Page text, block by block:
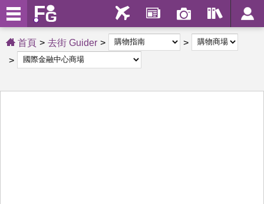
首頁 去街 Guider